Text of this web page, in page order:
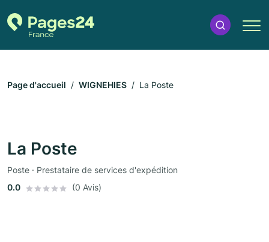
Page d'accueil WIGNEHIES La Poste
La Poste
Poste · Prestataire de services d'expédition
0.0
(0 Avis)